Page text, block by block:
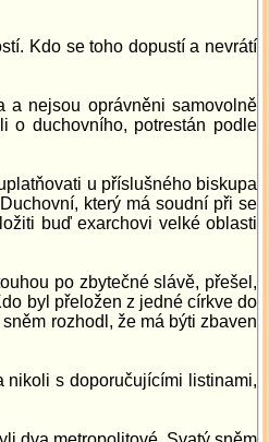
Kdo se toho dopustí a nevrátí
a nejsou oprávněni samovolně
o duchovního, potrestán podle
u příslušného biskupa
který má soudní při se
buď exarchovi velké oblasti
po zbytečné slávě, přešel,
byl přeložen z jedné církve do
rozhodl, že má býti zbaven
nikoli s doporučujícími listinami,